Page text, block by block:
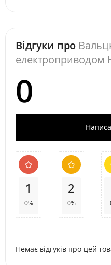
Відгуки про
електроприводом
0
1
0%
2
0%
Немає відгуків про цей